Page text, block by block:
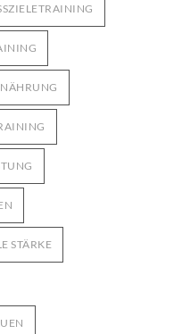
STÄRKE